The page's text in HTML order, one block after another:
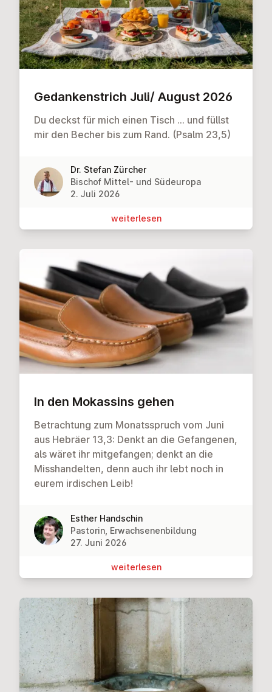
Ge­dan­ken­strich Juli/ August 2026
Du deckst für mich einen Tisch … und füllst
mir den Becher bis zum Rand. (Psalm 23,5)
Dr. Stefan Zürcher
Bischof Mittel- und Südeuropa
2. Juli 2026
wei­ter­le­sen
In den Mokassins gehen
Betrachtung zum Monatsspruch vom Juni
aus Hebräer 13,3: Denkt an die Gefangenen,
als wäret ihr mitgefangen; denkt an die
Misshandelten, denn auch ihr lebt noch in
eurem irdischen Leib!
Esther Handschin
Pastorin, Erwachsenenbildung
27. Juni 2026
wei­ter­le­sen